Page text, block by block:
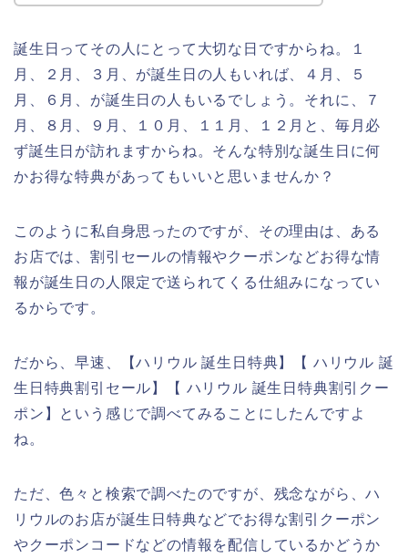
誕生日ってその人にとって大切な日ですからね。１
月、２月、３月、が誕生日の人もいれば、４月、５
月、６月、が誕生日の人もいるでしょう。それに、７
月、８月、９月、１０月、１１月、１２月と、毎月必
ず誕生日が訪れますからね。そんな特別な誕生日に何
かお得な特典があってもいいと思いませんか？
このように私自身思ったのですが、その理由は、ある
お店では、割引セールの情報やクーポンなどお得な情
報が誕生日の人限定で送られてくる仕組みになってい
るからです。
だから、早速、【ハリウル 誕生日特典】【 ハリウル 誕
生日特典割引セール】【 ハリウル 誕生日特典割引クー
ポン】という感じで調べてみることにしたんですよ
ね。
ただ、色々と検索で調べたのですが、残念ながら、ハ
リウルのお店が誕生日特典などでお得な割引クーポン
やクーポンコードなどの情報を配信しているかどうか